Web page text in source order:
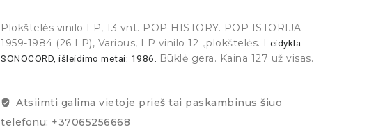
Plokštelės vinilo LP, 13 vnt. POP HISTORY. POP ISTORIJA
1959-1984 (26 LP), Various, LP vinilo 12 „plokštelės. L eidykla:
SONOCORD, išleidimo metai: 1986.
Būklė gera. Kaina 127 už visas.
Atsiimti galima vietoje prieš tai paskambinus šiuo
telefonu: +37065256668